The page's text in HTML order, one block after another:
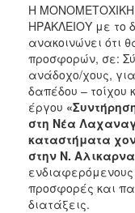
2019
2018
2017
2016
2015
2013
Η ΜΟΝΟΜΕΤΟΧΙΚΗ
ΗΡΑΚΛΕΙΟΥ με το
ανακοινώνει ότι
προσφορών, σε:
ανάδοχο/χους,
δαπέδου – τοίχου
έργου
στη Νέα
καταστήματα
στην Ν.
ενδιαφερόμενους
προσφορές και
διατάξεις.